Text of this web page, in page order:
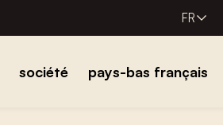
FR
société pays-bas français